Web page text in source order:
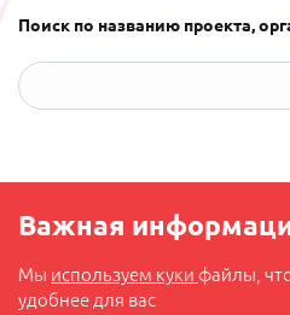
Поиск по названию проекта,
Важная
Мы используем куки файлы,
удобнее для вас